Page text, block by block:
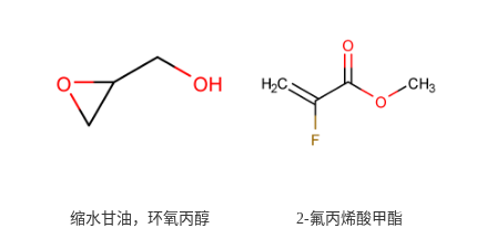
缩水甘油，环氧丙醇 2-氟丙烯酸甲酯